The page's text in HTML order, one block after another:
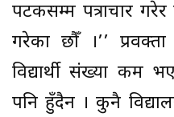
पटकसम्म पत्राचार
गरेका छौँ ।’’
विद्यार्थी संख्या कम
पनि हुँदैन । कुनै